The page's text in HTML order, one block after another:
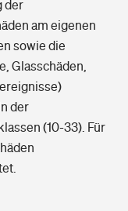
der
am eigenen
sowie die
Glasschäden,
der
(10-33). Für